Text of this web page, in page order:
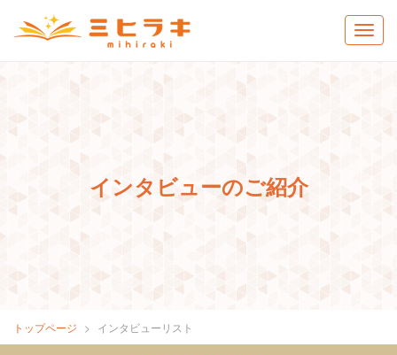
インタビューのご紹介
トップページ インタビューリスト